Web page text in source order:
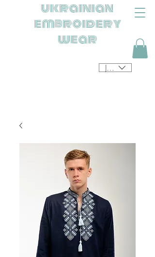
ukrainian
embroidery
wear
JPY (¥)